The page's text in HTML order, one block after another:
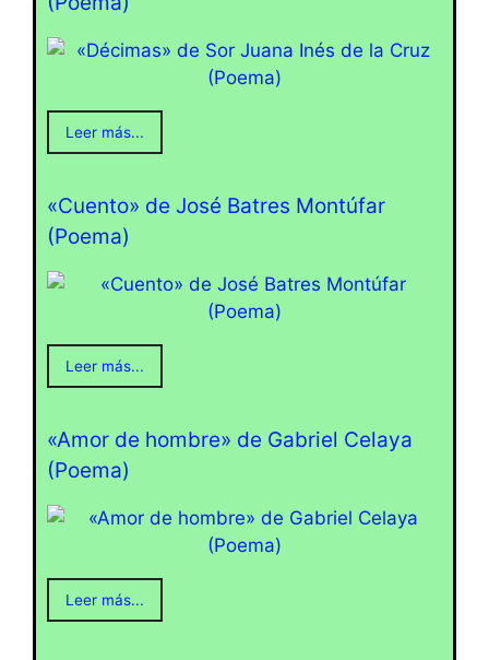
Leer más...
«Cuento» de José Batres Montúfar
(Poema)
Leer más...
«Amor de hombre» de Gabriel Celaya
(Poema)
Leer más...